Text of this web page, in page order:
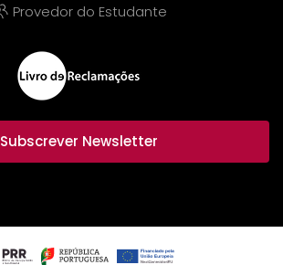
Provedor do Estudante
Subscrever Newsletter